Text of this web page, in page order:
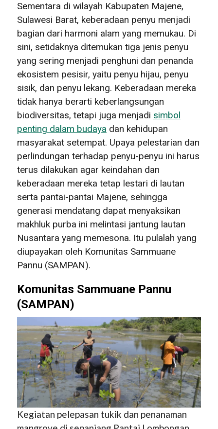
Sementara di wilayah Kabupaten Majene,
Sulawesi Barat, keberadaan penyu menjadi
bagian dari harmoni alam yang memukau. Di
sini, setidaknya ditemukan tiga jenis penyu
yang sering menjadi penghuni dan penanda
ekosistem pesisir, yaitu penyu hijau, penyu
sisik, dan penyu lekang. Keberadaan mereka
tidak hanya berarti keberlangsungan
biodiversitas, tetapi juga menjadi simbol
penting dalam budaya dan kehidupan
masyarakat setempat. Upaya pelestarian dan
perlindungan terhadap penyu-penyu ini harus
terus dilakukan agar keindahan dan
keberadaan mereka tetap lestari di lautan
serta pantai-pantai Majene, sehingga
generasi mendatang dapat menyaksikan
makhluk purba ini melintasi jantung lautan
Nusantara yang memesona. Itu pulalah yang
diupayakan oleh Komunitas Sammuane
Pannu (SAMPAN).
Komunitas Sammuane Pannu
(SAMPAN)
Kegiatan pelepasan tukik dan penanaman